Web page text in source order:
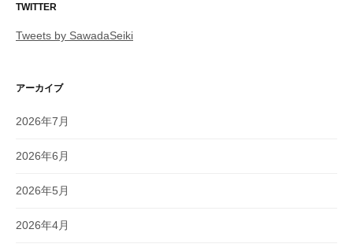
TWITTER
Tweets by SawadaSeiki
アーカイブ
2026年7月
2026年6月
2026年5月
2026年4月